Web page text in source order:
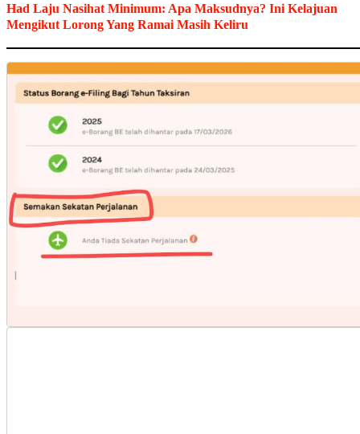
Had Laju Nasihat Minimum: Apa Maksudnya? Ini Kelajuan
Mengikut Lorong Yang Ramai Masih Keliru